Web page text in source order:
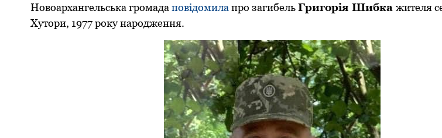
Новоархангельська громада повідомила про загибельГригорія Шибка жителя
Хутори, 1977 року народження.